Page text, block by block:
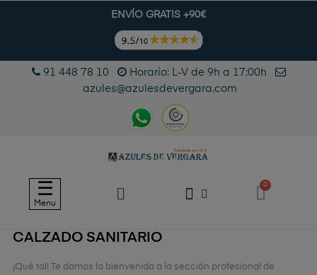
ENVÍO GRATIS +90€
91 448 78 10
Horario: L-V de 9h a 17:00h
azules@azulesdevergara.com
Navegación
de
palanca
☰
Menu
CALZADO SANITARIO
¡Qué tal! Te damos la bienvenida a la sección profesional de